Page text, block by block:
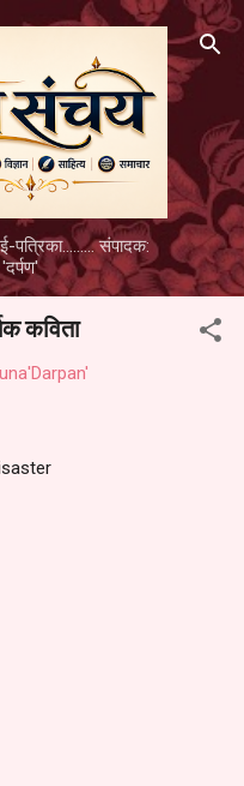
ई-पत्रिका......... संपादक:
कविता